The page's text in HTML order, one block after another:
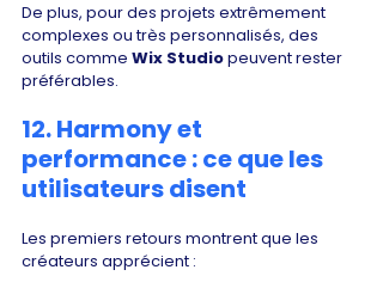
De plus, pour des projets extrêmement
complexes ou très personnalisés, des
outils comme Wix Studio peuvent rester
préférables.
12. Harmony et
performance : ce que les
utilisateurs disent
Les premiers retours montrent que les
créateurs apprécient :